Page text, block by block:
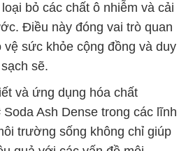
bỏ các chất ô nhiễm và cải
Điều này đóng vai trò quan
vệ sức khỏe cộng đồng và duy
sẽ.
và ứng dụng hóa chất
Ash Dense trong các lĩnh
trường sống không chỉ giúp